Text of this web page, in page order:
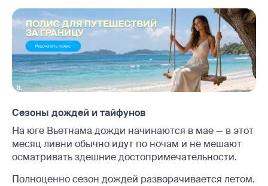
Сезоны дождей и тайфунов
На юге Вьетнама дожди начинаются в мае — в этот
месяц ливни обычно идут по ночам и не мешают
осматривать здешние достопримечательности.
Полноценно сезон дождей разворачивается летом.